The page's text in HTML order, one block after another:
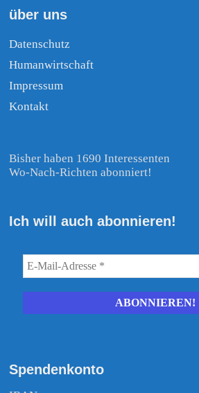
über uns
Datenschutz
Humanwirtschaft
Impressum
Kontakt
Bisher haben 1690 Interessenten
Wo-Nach-Richten abonniert!
Ich will auch abonnieren!
Spendenkonto